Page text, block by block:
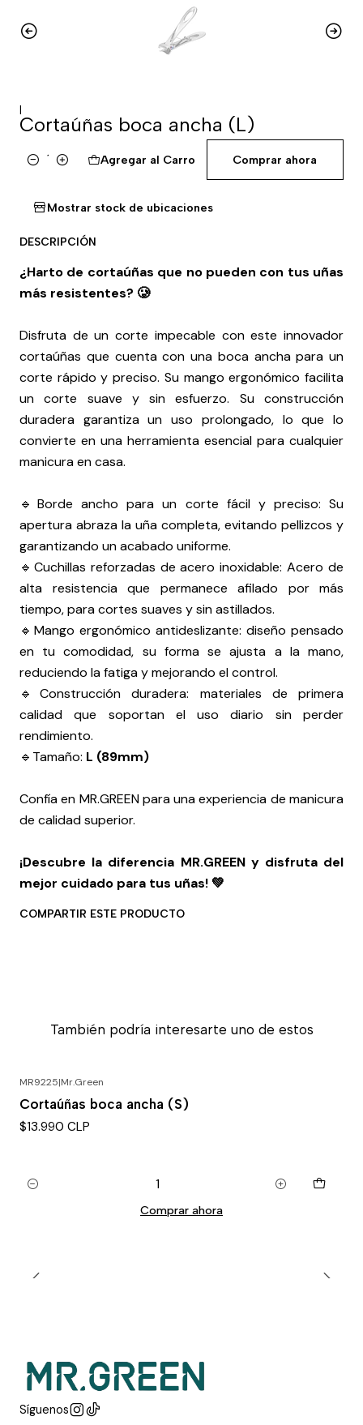
|
Cortaúñas boca ancha (L)
Cantidad
Agregar al Carro Comprar ahora
Mostrar stock de ubicaciones
DESCRIPCIÓN
¿Harto de cortaúñas que no pueden con tus uñas
más resistentes? 🥲
Disfruta de un corte impecable con este innovador
cortaúñas que cuenta con una boca ancha para un
corte rápido y preciso. Su mango ergonómico facilita
un corte suave y sin esfuerzo. Su construcción
duradera garantiza un uso prolongado, lo que lo
convierte en una herramienta esencial para cualquier
manicura en casa.
🔹Borde ancho para un corte fácil y preciso: Su
apertura abraza la uña completa, evitando pellizcos y
garantizando un acabado uniforme.
🔹Cuchillas reforzadas de acero inoxidable: Acero de
alta resistencia que permanece afilado por más
tiempo, para cortes suaves y sin astillados.
🔹Mango ergonómico antideslizante: diseño pensado
en tu comodidad, su forma se ajusta a la mano,
reduciendo la fatiga y mejorando el control.
🔹Construcción duradera: materiales de primera
calidad que soportan el uso diario sin perder
rendimiento.
🔹Tamaño: L (89mm)
Confía en MR.GREEN para una experiencia de manicura
de calidad superior.
¡Descubre la diferencia MR.GREEN y disfruta del
mejor cuidado para tus uñas! 💚
COMPARTIR ESTE PRODUCTO
También podría interesarte uno de estos
MR9225|Mr.Green
Cortaúñas boca ancha (S)
$13.990 CLP
Cantidad
Comprar ahora
Síguenos